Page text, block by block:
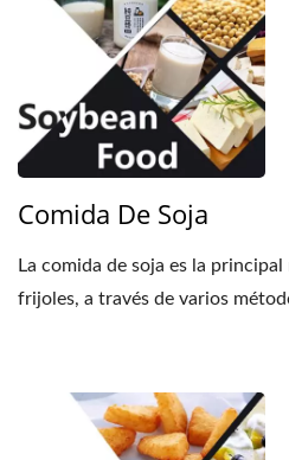
Comida De Soja
La comida de soja es la
frijoles, a través de varios